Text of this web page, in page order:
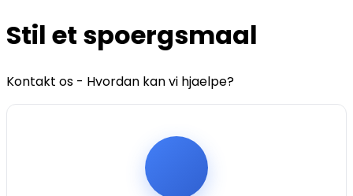
Stil et spoergsmaal
Kontakt os - Hvordan kan vi hjaelpe?